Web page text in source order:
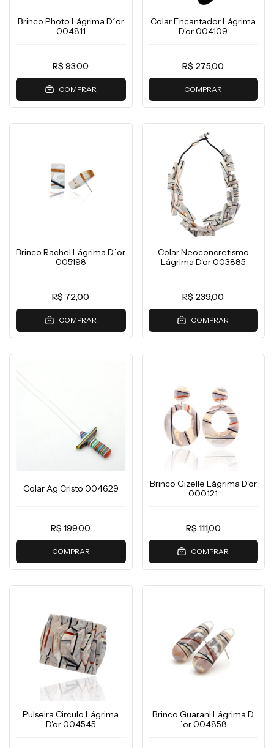
Brinco Photo Lágrima D´or
004811
R$ 93,00
COMPRAR
Colar Encantador Lágrima
D'or 004109
R$ 275,00
COMPRAR
Brinco Rachel Lágrima D´or
005198
R$ 72,00
COMPRAR
Colar Neoconcretismo
Lágrima D'or 003885
R$ 239,00
COMPRAR
Colar Ag Cristo 004629
R$ 199,00
COMPRAR
Brinco Gizelle Lágrima D'or
000121
R$ 111,00
COMPRAR
Pulseira Circulo Lágrima
D'or 004545
Brinco Guarani Lágrima D
´or 004858